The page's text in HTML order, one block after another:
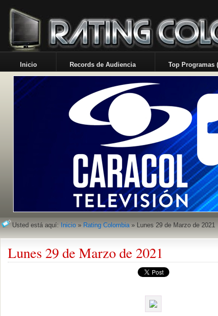
Inicio Records de Audiencia Top Programas
Usted está aquí: Inicio » Rating Colombia» Lunes 29 de Marzo de 2021
Lunes 29 de Marzo de 2021